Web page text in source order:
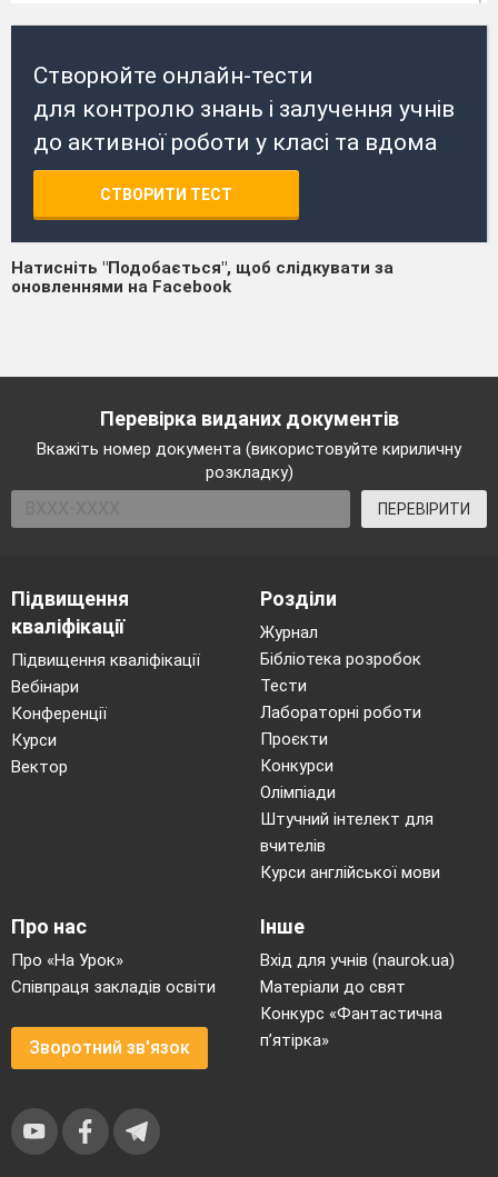
Створюйте онлайн-тести
для контролю знань і залучення учнів
до активної роботи у класі та вдома
СТВОРИТИ ТЕСТ
Натисніть "Подобається", щоб слідкувати за
оновленнями на Facebook
Перевірка виданих документів
Вкажіть номер документа (використовуйте кириличну
розкладку)
ПЕРЕВІРИТИ
Підвищення
кваліфікації
Підвищення кваліфікації
Вебінари
Конференції
Курси
Вектор
Розділи
Журнал
Бібліотека розробок
Тести
Лабораторні роботи
Проєкти
Конкурси
Олімпіади
Штучний інтелект для
вчителів
Курси англійської мови
Про нас
Про «На Урок»
Співпраця закладів освіти
Зворотний зв'язок
Інше
Вхід для учнів (naurok.ua)
Матеріали до свят
Конкурс «Фантастична
п’ятірка»